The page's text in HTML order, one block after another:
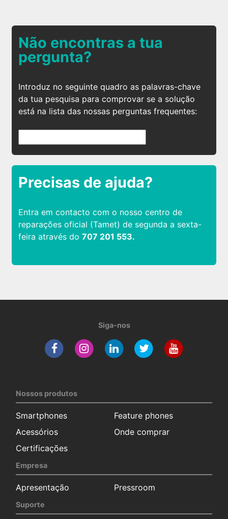
Não encontras a tua
pergunta?
Introduz no seguinte quadro as palavras-chave
da tua pesquisa para comprovar se a solução
está na lista das nossas perguntas frequentes:
Precisas de ajuda?
Entra em contacto com o nosso centro de
reparações oficial (Tamet) de segunda a sexta-
feira através do 707 201 553.
Siga-nos
Nossos produtos
Smartphones
Feature phones
Acessórios
Onde comprar
Certificações
Empresa
Apresentação Pressroom
Suporte